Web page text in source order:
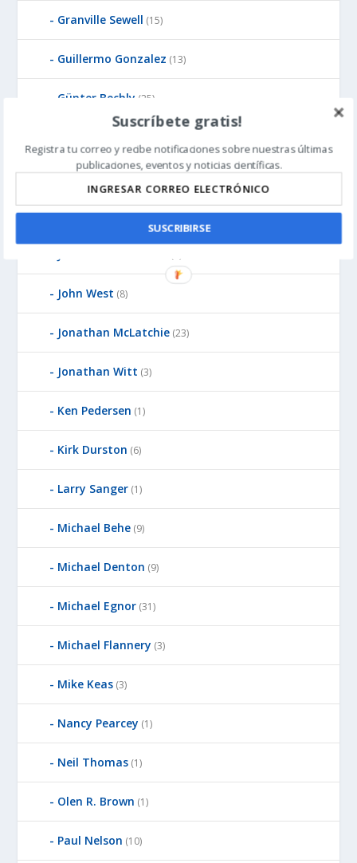
Granville Sewell (15)
Guillermo Gonzalez (13)
Günter Bechly (25)
Howard Glicksman(5)
James Gills(1)
John West (8)
Jonathan McLatchie (23)
Jonathan Witt (3)
Ken Pedersen (1)
Kirk Durston (6)
Larry Sanger (1)
Michael Behe (9)
Michael Denton (9)
Michael Egnor (31)
Michael Flannery (3)
Mike Keas (3)
Nancy Pearcey (1)
Neil Thomas (1)
Olen R. Brown (1)
Paul Nelson (10)
Suscríbete gratis!
Registra tu correo y recibe notificaciones sobre nuestras últimas
publicaciones, eventos y noticias científicas.
SUSCRIBIRSE